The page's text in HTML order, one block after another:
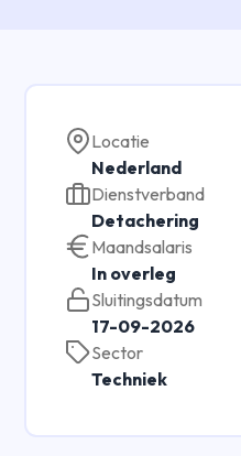
Locatie
Nederland
Dienstverband
Detachering
Maandsalaris
In overleg
Sluitingsdatum
17-09-2026
Sector
Techniek